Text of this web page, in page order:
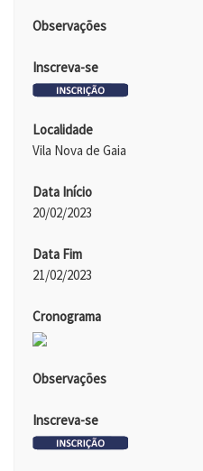
Observações
Inscreva-se
Localidade
Vila Nova de Gaia
Data Início
20/02/2023
Data Fim
21/02/2023
Cronograma
Observações
Inscreva-se